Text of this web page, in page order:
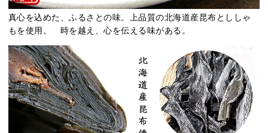
真心を込めた、ふるさとの味。上品質の北海道産昆布とししゃ
もを使用。 時を越え、心を伝える味がある。